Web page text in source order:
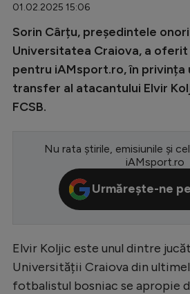
Champions League
Conference League
CM 2026
Premier League
Serie A
Bundesliga
01.02.2025 15:06
Sorin Cârțu, președintele
Universitatea Craiova, a
pentru iAMsport.ro, în privința
transfer al atacantului Elvir
FCSB.
Nu rata știrile, emisiunile și
iAMsport.ro
Urmărește-ne
Elvir Koljic este unul dintre
Universității Craiova din
fotbalistul bosniac se apropie